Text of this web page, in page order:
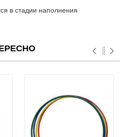
в стадии наполнения